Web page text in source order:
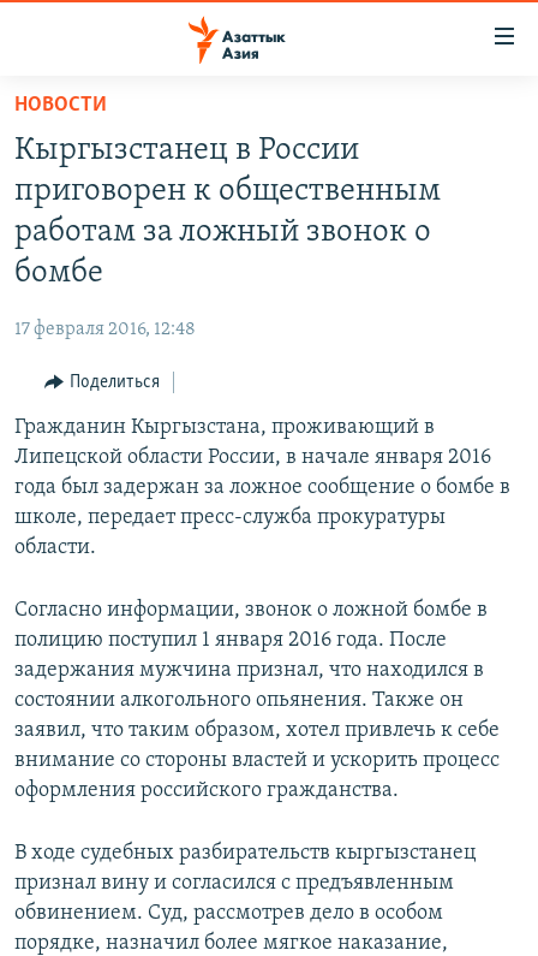
Вернуться
основному
содержанию
Вернутся
главной
Вернутся
поиску
КАЗАХСТАН
КЫРГЫЗСТАН
УЗБЕКИСТАН
НОВОСТИ
ВОЙНА В УКРАИНЕ
НА ДРУГИХ ЯЗЫКАХ
КЫРГЫЗЧА
ЎЗБЕКЧА
ТОҶИКӢ
TÜRKMENÇE
ПОДПИШИТЕСЬ НА НАС В СОЦСЕТЯХ
Все сайты РСЕ/РС
НОВОСТИ
Кыргызстанец в России
приговорен к общественным
работам за ложный звонок о
бомбе
17 февраля 2016, 12:48
Поделиться
Гражданин Кыргызстана, проживающий в
Липецской области России, в начале января 2016
года был задержан за ложное сообщение о бомбе в
школе, передает пресс-служба прокуратуры
области.
Согласно информации, звонок о ложной бомбе в
полицию поступил 1 января 2016 года. После
задержания мужчина признал, что находился в
состоянии алкогольного опьянения. Также он
заявил, что таким образом, хотел привлечь к себе
внимание со стороны властей и ускорить процесс
оформления российского гражданства.
В ходе судебных разбирательств кыргызстанец
признал вину и согласился с предъявленным
обвинением. Суд, рассмотрев дело в особом
порядке, назначил более мягкое наказание,